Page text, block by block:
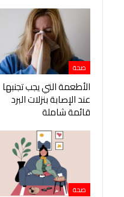
صحة
الأطعمة التي يجب تجنبها
عند الإصابة بنزلات البرد
قائمة شاملة
صحة